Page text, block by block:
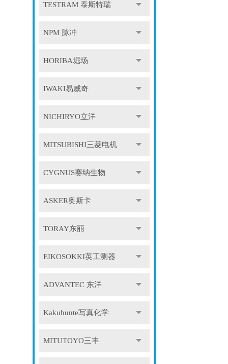
TESTRAM 泰斯特瑞
NPM 脉冲
HORIBA堀场
IWAKI易威奇
NICHIRYO立洋
MITSUBISHI三菱电机
CYGNUS赛纳生物
ASKER奥斯卡
TORAY东丽
EIKOSOKKI英工测器
ADVANTEC 东洋
Kakuhunte写真化学
MITUTOYO三丰